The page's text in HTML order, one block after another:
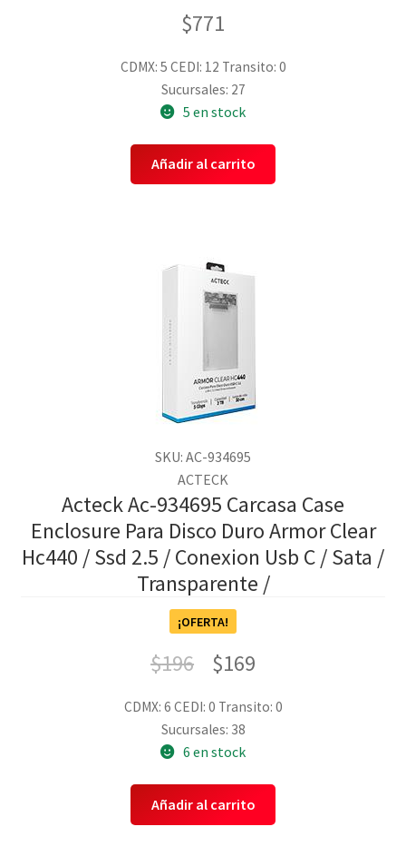
$771
CDMX: 5 CEDI: 12 Transito: 0
Sucursales: 27
5 en stock
Añadir al carrito
SKU: AC-934695
ACTECK
Acteck Ac-934695 Carcasa Case
Enclosure Para Disco Duro Armor Clear
Hc440 / Ssd 2.5 / Conexion Usb C / Sata /
Transparente /
¡OFERTA!
$196 $169
CDMX: 6 CEDI: 0 Transito: 0
Sucursales: 38
6 en stock
Añadir al carrito